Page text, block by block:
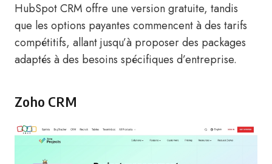
HubSpot CRM offre une version gratuite, tandis
que les options payantes commencent à des tarifs
compétitifs, allant jusqu’à proposer des packages
adaptés à des besoins spécifiques d’entreprise.
Zoho CRM